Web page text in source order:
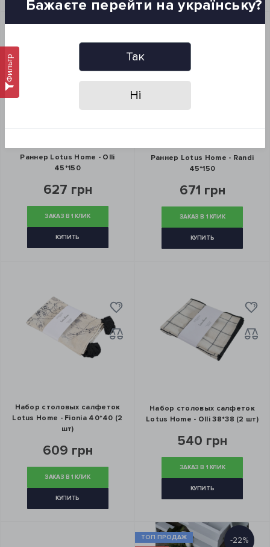
Фильтр
Раннер Lotus Home - Olli
45*150
627 грн
ЗАКАЗ В 1 КЛИК
КУПИТЬ
Раннер Lotus Home - Randi
45*150
671 грн
ЗАКАЗ В 1 КЛИК
КУПИТЬ
Набор столовых салфеток
Lotus Home - Fionia 40*40 (2
шт)
609 грн
ЗАКАЗ В 1 КЛИК
КУПИТЬ
Набор столовых салфеток
Lotus Home - Olli 38*38 (2 шт)
540 грн
ЗАКАЗ В 1 КЛИК
КУПИТЬ
ТОП ПРОДАЖ
-22%
Бажаєте перейти на українську?
Так
Ні